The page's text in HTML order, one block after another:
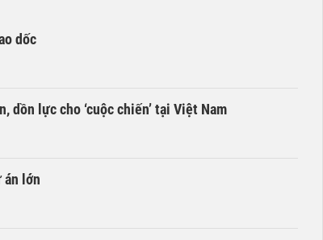
dốc
dồn lực cho ‘cuộc chiến’ tại Việt Nam
án lớn